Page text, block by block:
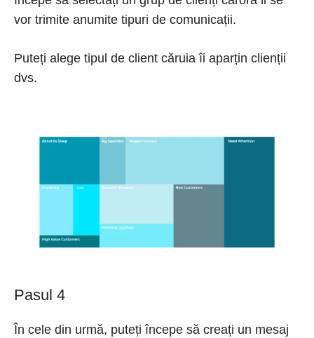
vor trimite anumite tipuri de comunicații.
Puteți alege tipul de client căruia îi aparțin clienții
dvs.
Pasul 4
În cele din urmă, puteți începe să creați un mesaj